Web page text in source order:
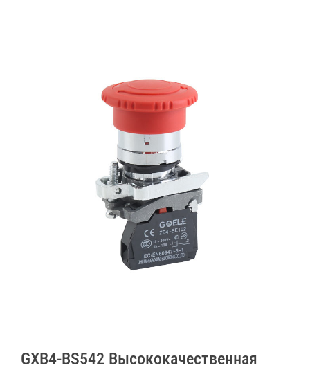
GXB4-BS542 Высококачественная